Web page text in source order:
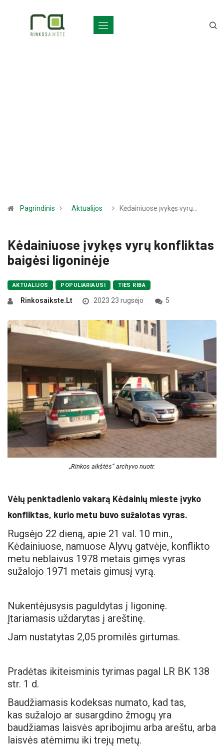
Pagrindinis Aktualijos Kėdainiuose įvykęs vyrų…
Kėdainiuose įvykęs vyrų konfliktas
baigėsi ligoninėje
AKTUALIJOS POPULIARIAUSI TIES RIBA
Rinkosaikste.lt 2023 23 rugsėjo 5
„Rinkos aikštės“ archyvo nuotr.
Vėlų penktadienio vakarą Kėdainių mieste įvyko
konfliktas, kurio metu buvo sužalotas vyras.
Rugsėjo 22 dieną, apie 21 val. 10 min.,
Kėdainiuose, namuose Alyvų gatvėje, konflikto
metu neblaivus 1978 metais gimęs vyras
sužalojo 1971 metais gimusį vyrą.
Nukentėjusysis paguldytas į ligoninę.
Įtariamasis uždarytas į areštinę.
Jam nustatytas 2,05 promilės girtumas.
Pradėtas ikiteisminis tyrimas pagal LR BK 138
str. 1 d.
Baudžiamasis kodeksas numato, kad tas,
kas sužalojo ar susargdino žmogų yra
baudžiamas laisvės apribojimu arba areštu, arba
laisvės atėmimu iki trejų metų.